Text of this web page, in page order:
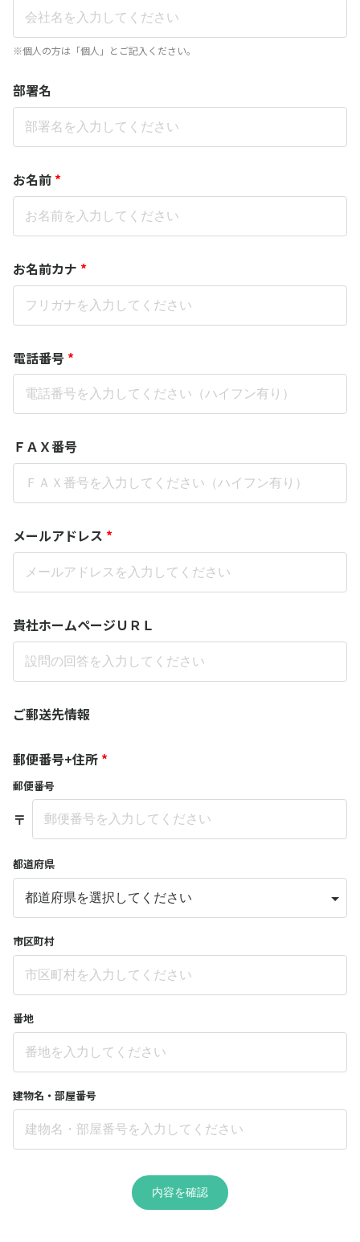
※個人の方は「個人」とご記入ください。
部署名
お名前 *
お名前カナ *
電話番号 *
ＦＡＸ番号
メールアドレス *
貴社ホームページＵＲＬ
ご郵送先情報
郵便番号+住所 *
郵便番号
〒
都道府県
市区町村
番地
建物名・部屋番号
内容を確認